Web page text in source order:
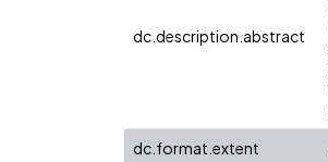
dc.description.abstract
dc.format.extent